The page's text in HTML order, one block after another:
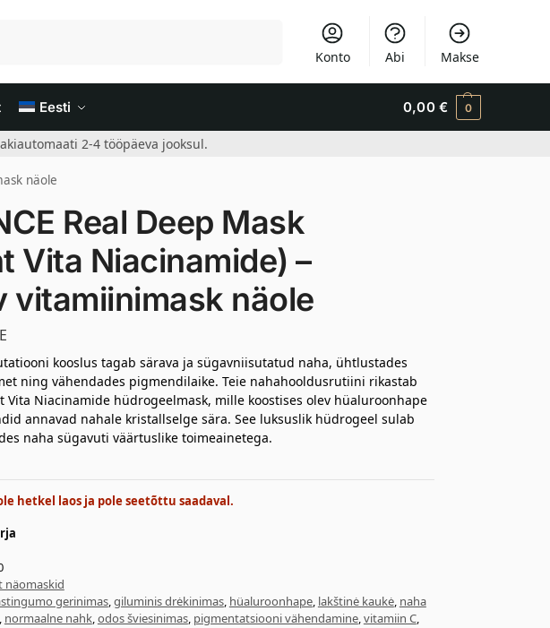
Konto Abi Makse
Eesti 0,00 € 0
2-4 tööpäeva jooksul.
näole
Real Deep Mask
Vita Niacinamide) –
vitamiinimask näole
kooslus tagab särava ja sügavniisutatud naha, ühtlustades
ning vähendades pigmendilaike. Teie nahahooldusrutiini rikastab
Vita Niacinamide hüdrogeelmask, mille koostises olev hüaluroonhape
annavad nahale kristallselge sära. See luksuslik hüdrogeel sulab
naha sügavuti väärtuslike toimeainetega.
hetkel laos ja pole seetõttu saadaval.
näomaskid
gerinimas,giluminis drėkinimas, hüaluroonhape, lakštinė kaukė, naha
, normaalne nahk,odos šviesinimas, pigmentatsiooni vähendamine,vitamiin C,